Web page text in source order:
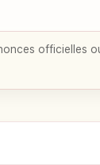
officielles